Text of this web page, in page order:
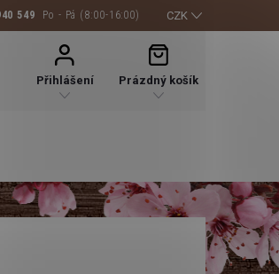
549 CZK
Přihlášení
KOŠÍK
Prázdný košík